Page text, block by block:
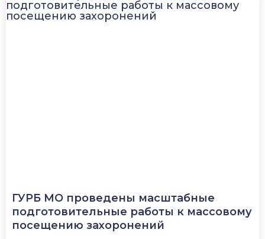
ГУРБ МО проведены масштабные
подготовительные работы к массовому
посещению захоронений